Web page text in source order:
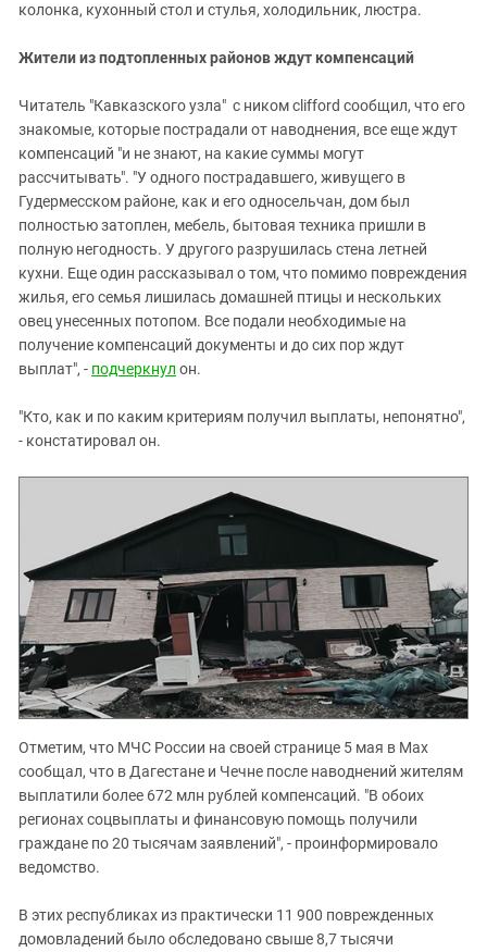
колонка, кухонный стол и стулья, холодильник, люстра.
Жители из подтопленных районов ждут компенсаций
Читатель "Кавказского узла" с ником clifford сообщил, что его
знакомые, которые пострадали от наводнения, все еще ждут
компенсаций "и не знают, на какие суммы могут
рассчитывать". "У одного пострадавшего, живущего в
Гудермесском районе, как и его односельчан, дом был
полностью затоплен, мебель, бытовая техника пришли в
полную негодность. У другого разрушилась стена летней
кухни. Еще один рассказывал о том, что помимо повреждения
жилья, его семья лишилась домашней птицы и нескольких
овец унесенных потопом. Все подали необходимые на
получение компенсаций документы и до сих пор ждут
выплат", - подчеркнул он.
"Кто, как и по каким критериям получил выплаты, непонятно",
- констатировал он.
Отметим, что МЧС России на своей странице 5 мая в Max
сообщал, что в Дагестане и Чечне после наводнений жителям
выплатили более 672 млн рублей компенсаций. "В обоих
регионах соцвыплаты и финансовую помощь получили
граждане по 20 тысячам заявлений", - проинформировало
ведомство.
В этих республиках из практически 11 900 поврежденных
домовладений было обследовано свыше 8,7 тысячи